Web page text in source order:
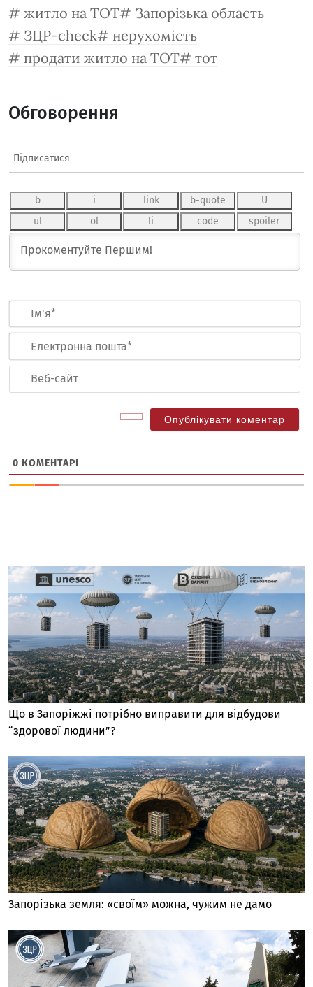
житло на ТОТ
Запорізька область
ЗЦР-check
нерухомість
продати житло на ТОТ
тот
Обговорення
Підписатися
0 КОМЕНТАРІ
Що в Запоріжжі потрібно виправити для відбудови
“здорової людини”?
Запорізька земля: «своїм» можна, чужим не дамо